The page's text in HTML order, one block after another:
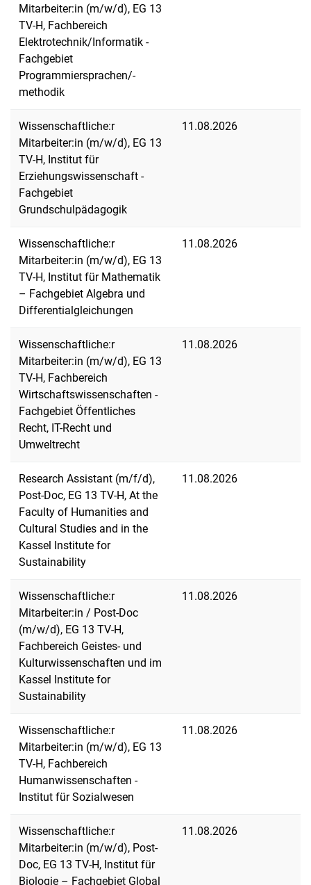
Mitarbeiter:in (m/w/d), EG 13
TV-H, Fachbereich
Elektrotechnik/Informatik -
Fachgebiet
Programmiersprachen/-
methodik
Wissenschaftliche:r
Mitarbeiter:in (m/w/d), EG 13
TV-H, Institut für
Erziehungswissenschaft -
Fachgebiet
Grundschulpädagogik
11.08.2026
Wissenschaftliche:r
Mitarbeiter:in (m/w/d), EG 13
TV-H, Institut für Mathematik
– Fachgebiet Algebra und
Differentialgleichungen
11.08.2026
Wissenschaftliche:r
Mitarbeiter:in (m/w/d), EG 13
TV-H, Fachbereich
Wirtschaftswissenschaften -
Fachgebiet Öffentliches
Recht, IT-Recht und
Umweltrecht
11.08.2026
Research Assistant (m/f/d),
Post-Doc, EG 13 TV-H, At the
Faculty of Humanities and
Cultural Studies and in the
Kassel Institute for
Sustainability
11.08.2026
Wissenschaftliche:r
Mitarbeiter:in / Post-Doc
(m/w/d), EG 13 TV-H,
Fachbereich Geistes- und
Kulturwissenschaften und im
Kassel Institute for
Sustainability
11.08.2026
Wissenschaftliche:r
Mitarbeiter:in (m/w/d), EG 13
TV-H, Fachbereich
Humanwissenschaften -
Institut für Sozialwesen
11.08.2026
Wissenschaftliche:r
Mitarbeiter:in (m/w/d), Post-
Doc, EG 13 TV-H, Institut für
Biologie – Fachgebiet Global
11.08.2026